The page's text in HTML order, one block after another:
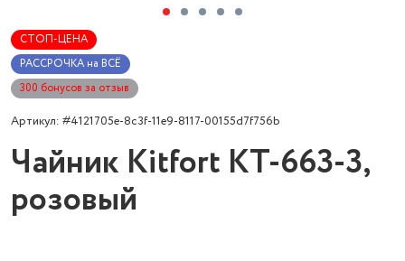
СТОП-ЦЕНА
РАССРОЧКА на ВСЁ
300 бонусов за отзыв
Артикул: #4121705e-8c3f-11e9-8117-00155d7f756b
Чайник Kitfort KT-663-3,
розовый